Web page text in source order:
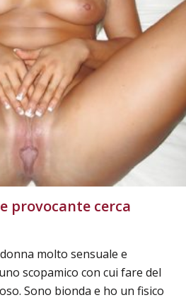
provocante cerca
molto sensuale e
scopamico con cui fare del
Sono bionda e ho un fisico